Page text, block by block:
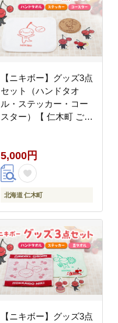
【ニキボー】グッズ3点
セット（ハンドタオ
ル・ステッカー・コー
スター）【 仁木町 ご当
木町観光協会]
5,000円
北海道 仁木町
【ニキボー】グッズ3点